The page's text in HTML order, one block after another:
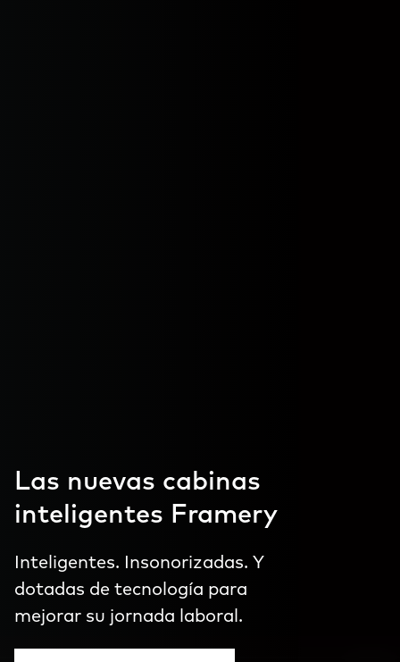
Las nuevas cabinas
inteligentes Framery
Inteligentes. Insonorizadas. Y
dotadas de tecnología para
mejorar su jornada laboral.